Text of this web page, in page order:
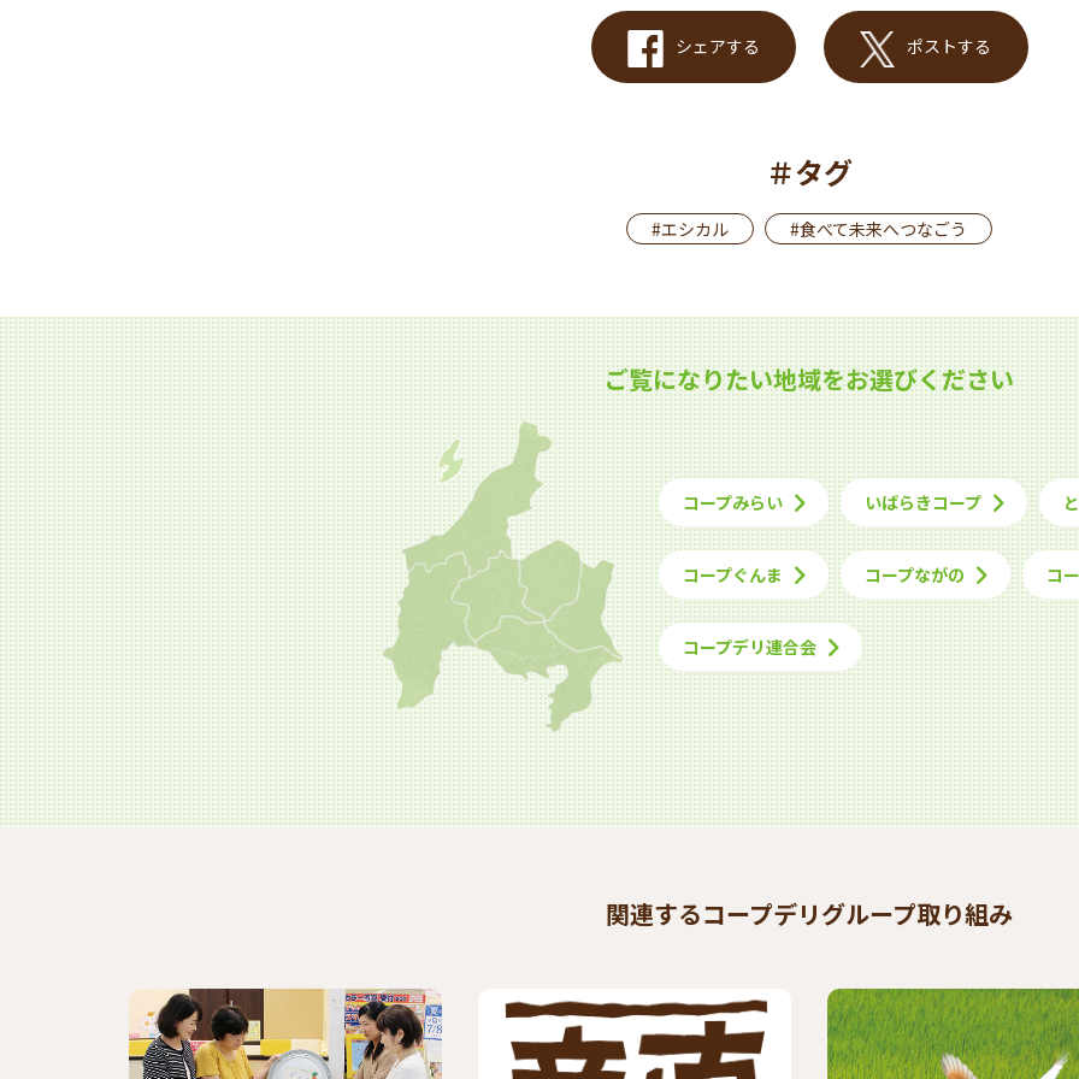
シェアする ポストする
＃タグ
#エシカル #食べて未来へつなごう
ご覧になりたい地域をお選びください
コープみらい いばらきコープ
コープぐんま コープながの コ
コープデリ連合会
関連するコープデリグループ取り組み